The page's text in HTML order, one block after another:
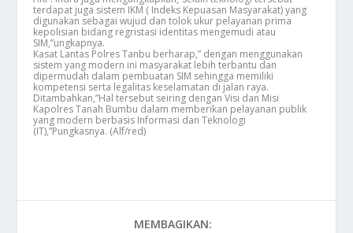
terdapat juga sistem IKM ( Indeks Kepuasan Masyarakat) yang
digunakan sebagai wujud dan tolok ukur pelayanan prima
kepolisian bidang regristasi identitas mengemudi atau
SIM,”ungkapnya.
Kasat Lantas Polres Tanbu berharap,” dengan menggunakan
sistem yang modern ini masyarakat lebih terbantu dan
dipermudah dalam pembuatan SIM sehingga memiliki
kompetensi serta legalitas keselamatan di jalan raya.
Ditambahkan,”Hal tersebut seiring dengan Visi dan Misi
Kapolres Tanah Bumbu dalam memberikan pelayanan publik
yang modern berbasis Informasi dan Teknologi
(IT),”Pungkasnya. (Alf/red)
MEMBAGIKAN: